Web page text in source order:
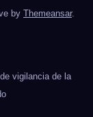
by Themeansar.
vigilancia de la